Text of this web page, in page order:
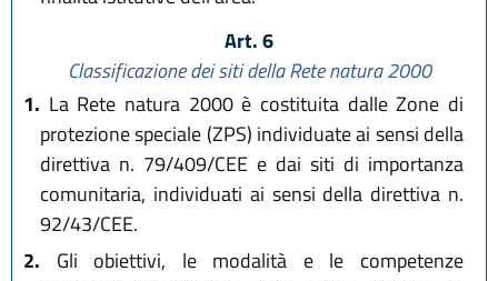
Art. 6
Classificazione dei siti della Rete natura 2000
1. La Rete natura 2000 è costituita dalle Zone di
protezione speciale (ZPS) individuate ai sensi della
direttiva n. 79/409/CEE e dai siti di importanza
comunitaria, individuati ai sensi della direttiva n.
92/43/CEE.
2. Gli obiettivi, le modalità e le competenze